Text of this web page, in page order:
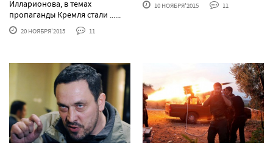
Илларионова, в темах
пропаганды Кремля стали ......
20 НОЯБРЯ'2015 11
10 НОЯБРЯ'2015 11